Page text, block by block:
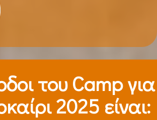
τoυ Camp για
2025 είναι: